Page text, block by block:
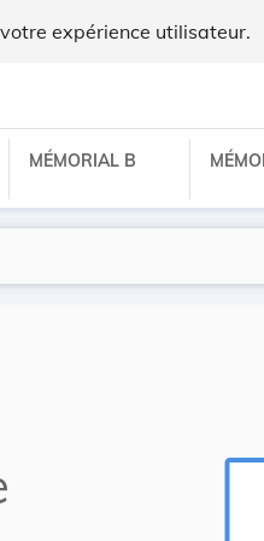
expérience utilisateur.
MÉMORIAL B